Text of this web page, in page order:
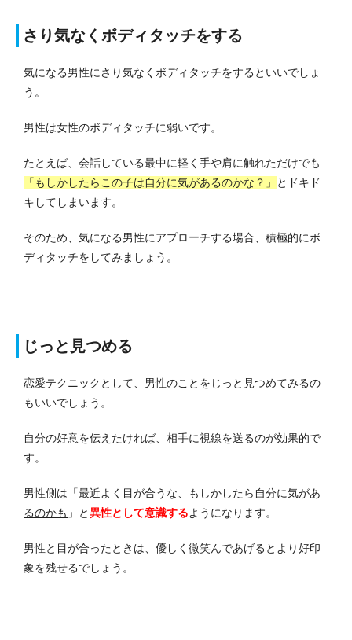
さり気なくボディタッチをする
気になる男性にさり気なくボディタッチをするといいでしょ
う。
男性は女性のボディタッチに弱いです。
たとえば、会話している最中に軽く手や肩に触れただけでも
「もしかしたらこの子は自分に気があるのかな？」
とドキド
キしてしまいます。
そのため、気になる男性にアプローチする場合、積極的にボ
ディタッチをしてみましょう。
じっと見つめる
恋愛テクニックとして、男性のことをじっと見つめてみるの
もいいでしょう。
自分の好意を伝えたければ、相手に視線を送るのが効果的で
す。
男性側は「最近よく目が合うな、もしかしたら自分に気があ
るのかも 」と異性として意識するようになります。
男性と目が合ったときは、優しく微笑んであげるとより好印
象を残せるでしょう。